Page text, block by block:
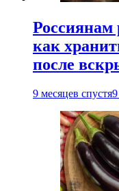
Россиянам
как
после
9 месяцев спустя